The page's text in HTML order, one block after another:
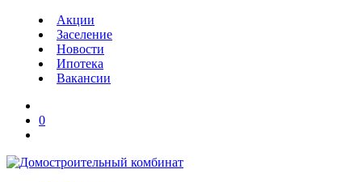
Акции
Заселение
Новости
Ипотека
Вакансии
0